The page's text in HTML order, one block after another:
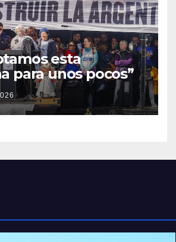
esta
para unos pocos”